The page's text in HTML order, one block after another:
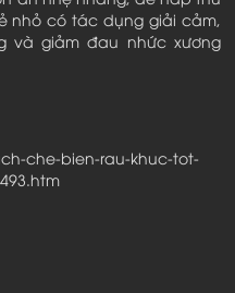
nhỏ có tác dụng giải cảm,
và giảm đau nhức xương
che-bien-rau-khuc-tot-